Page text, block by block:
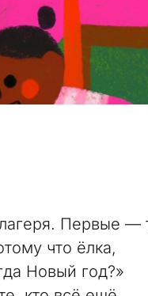
Первые —
что ёлка,
Новый год?»